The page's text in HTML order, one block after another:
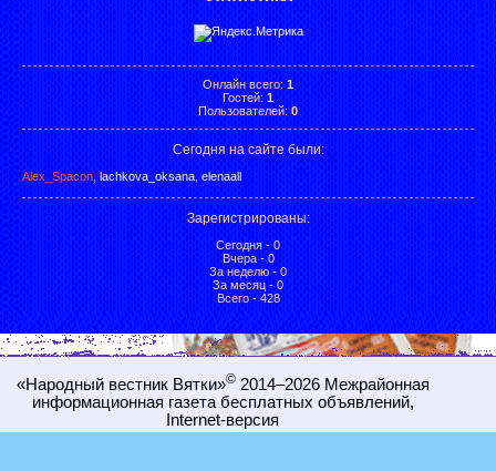
Онлайн всего: 1
Гостей: 1
Пользователей: 0
Сегодня на сайте были:
Alex_Spacon lachkova_oksana elenaall
Зарегистрированы:
Сегодня - 0
Вчера - 0
За неделю - 0
За месяц - 0
Всего - 428
«Народный вестник Вятки»©2014–2026 Межрайонная
информационная газета бесплатных объявлений,
Internet-версия